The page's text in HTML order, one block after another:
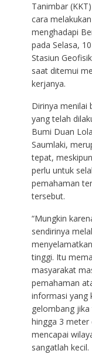
Tanimbar
cara
menghadapi
pada Selasa,
Stasiun
saat ditemui
kerjanya.
Dirinya menilai
yang telah
Bumi Duan
Saumlaki,
tepat,
perlu untuk
pemahaman
tersebut.
“Mungkin
sendirinya
tinggi. Itu
masyarakat
pemahaman
informasi yang
gelombang
hingga 3 meter
mencapai
sangatlah